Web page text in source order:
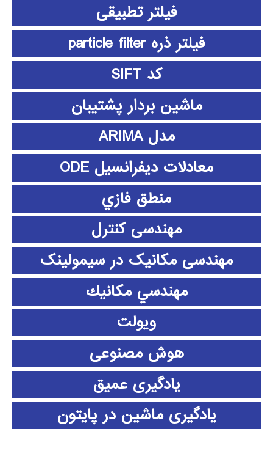
فیلتر تطبیقی
فیلتر ذره particle filter
کد SIFT
ماشین بردار پشتیبان
مدل ARIMA
معادلات دیفرانسیل ODE
منطق فازي
مهندسی کنترل
مهندسی مکانیک در سیمولینک
مهندسي مكانيك
ویولت
هوش مصنوعی
یادگیری عمیق
یادگیری ماشین در پایتون